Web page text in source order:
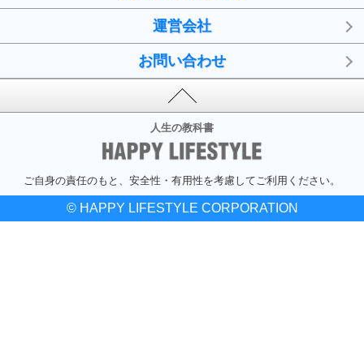
運営会社
お問い合わせ
人生の教科書
ご自身の責任のもと、安全性・有用性を考慮してご利用ください。
© HAPPY LIFESTYLE CORPORATION